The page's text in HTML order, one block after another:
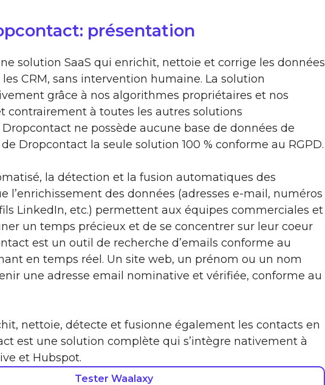
présentation
solution SaaS qui enrichit, nettoie et corrige les données
CRM, sans intervention humaine. La solution
grâce à nos algorithmes propriétaires et nos
contrairement à toutes les autres solutions
ne possède aucune base de données de
Dropcontact la seule solution 100 % conforme au RGPD.
la détection et la fusion automatiques des
l’enrichissement des données (adresses e-mail, numéros
LinkedIn, etc.) permettent aux équipes commerciales et
un temps précieux et de se concentrer sur leur coeur
est un outil de recherche d’emails conforme au
en temps réel. Un site web, un prénom ou un nom
une adresse email nominative et vérifiée, conforme au
nettoie, détecte et fusionne également les contacts en
est une solution complète qui s’intègre nativement à
et Hubspot.
Tester Waalaxy